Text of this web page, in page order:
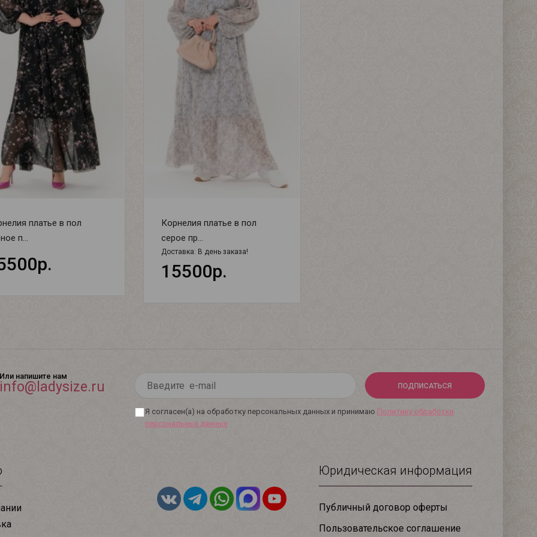
платье в пол
п...
Корнелия платье в пол
серое пр...
Доставка: В день заказа!
15500р.
напишите нам
ПОДПИСАТЬСЯ
Я согласен(а) на обработку персональных данных и принимаю Политику обработки
персональных данных
Юридическая информация
Публичный договор оферты
Пользовательское соглашение